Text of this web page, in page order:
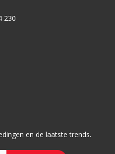
230
en de laatste trends.